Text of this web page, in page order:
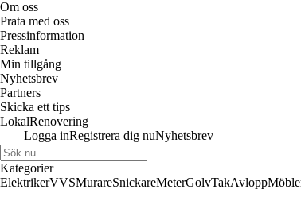
Om oss
Prata med oss
Pressinformation
Reklam
Min tillgång
Nyhetsbrev
Partners
Skicka ett tips
LokalRenovering
Logga inRegistrera dig nuNyhetsbrev
Kategorier
ElektrikerVVSMurareSnickareMeterGolvTakAvlopp